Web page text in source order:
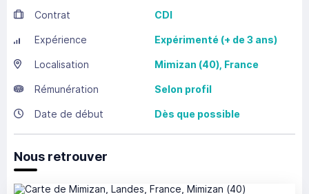
Contrat CDI
Expérience Expérimenté (+ de 3 ans)
Localisation Mimizan (40), France
Rémunération Selon profil
Date de début Dès que possible
Nous retrouver